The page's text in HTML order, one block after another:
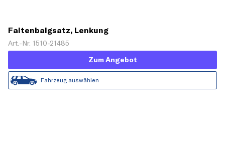
Faltenbalgsatz, Lenkung
Art.-Nr. 1510-21485
Zum Angebot
Fahrzeug auswählen